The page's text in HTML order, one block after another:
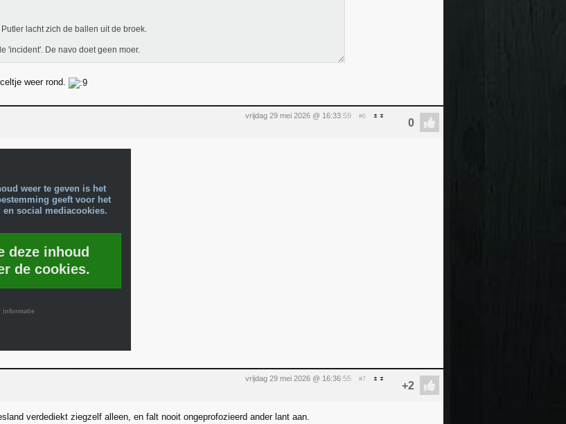
lacht zich de ballen uit de broek.
'incident'. De navo doet geen moer.
weer rond.
vrijdag 29 mei 2026 @ 16:33:59 #6
weer te geven is het
geeft voor het
social mediacookies.
deze inhoud
de cookies.
informatie
vrijdag 29 mei 2026 @ 16:36:55 #7
verdediekt ziegzelf alleen, en falt nooit ongeprofozieerd ander lant aan.